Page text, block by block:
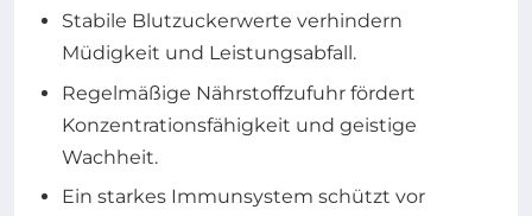
Stabile Blutzuckerwerte verhindern
Müdigkeit und Leistungsabfall.
Regelmäßige Nährstoffzufuhr fördert
Konzentrationsfähigkeit und geistige
Wachheit.
Ein starkes Immunsystem schützt vor